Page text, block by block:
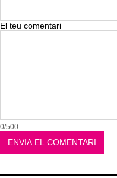
El teu comentari
0/500